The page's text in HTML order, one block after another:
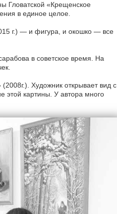
Гловатской «Крещенское
в единое целое.
г.) — и фигура, и окошко — все
в советское время. На
Художник открывает вид с
этой картины. У автора много